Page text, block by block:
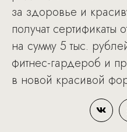
за здоровье и
получат сертификаты
на сумму 5 тыс.
фитнес-гардероб и
в новой красивой